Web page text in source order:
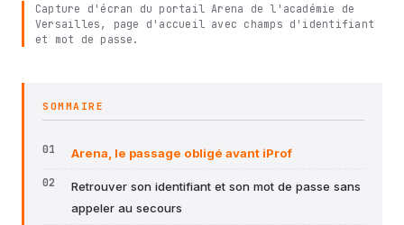
Capture d'écran du portail Arena de l'académie de
Versailles, page d'accueil avec champs d'identifiant
et mot de passe.
SOMMAIRE
Arena, le passage obligé avant iProf
Retrouver son identifiant et son mot de passe sans
appeler au secours